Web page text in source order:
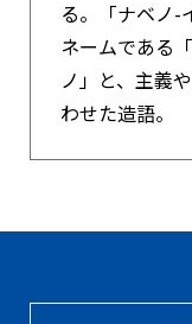
る。「ナベノ-
ネームである
ノ」と、主義
わせた造語。